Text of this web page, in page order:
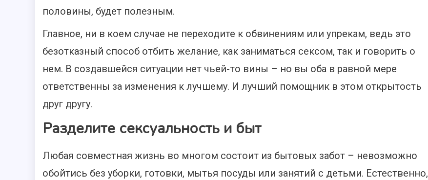
половины, будет полезным.
Главное, ни в коем случае не переходите к обвинениям или упрекам, ведь это
безотказный способ отбить желание, как заниматься сексом, так и говорить о
нем. В создавшейся ситуации нет чьей-то вины – но вы оба в равной мере
ответственны за изменения к лучшему. И лучший помощник в этом открытость
друг другу.
Разделите сексуальность и быт
Любая совместная жизнь во многом состоит из бытовых забот – невозможно
обойтись без уборки, готовки, мытья посуды или занятий с детьми. Естественно,